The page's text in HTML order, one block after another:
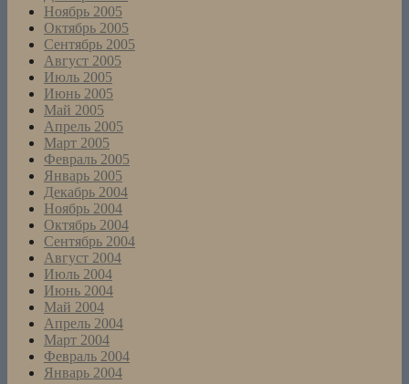
Ноябрь 2005
Октябрь 2005
Сентябрь 2005
Август 2005
Июль 2005
Июнь 2005
Май 2005
Апрель 2005
Март 2005
Февраль 2005
Январь 2005
Декабрь 2004
Ноябрь 2004
Октябрь 2004
Сентябрь 2004
Август 2004
Июль 2004
Июнь 2004
Май 2004
Апрель 2004
Март 2004
Февраль 2004
Январь 2004